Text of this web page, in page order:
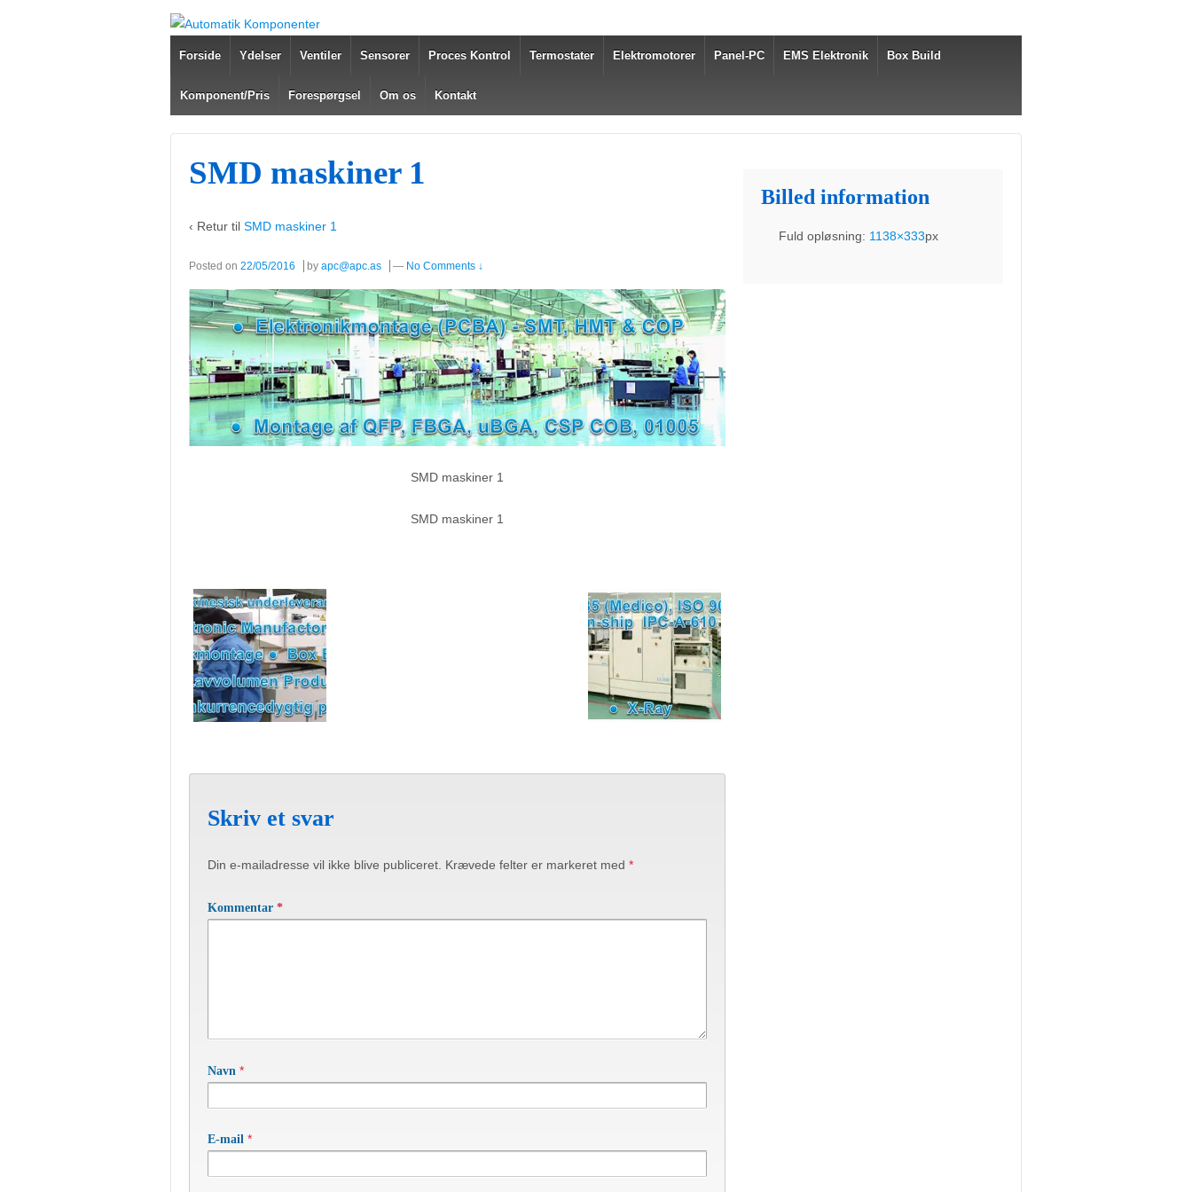
Forside Ydelser Ventiler Sensorer Proces Kontrol Termostater Elektromotorer Panel-PC EMS Elektronik Box Build
Komponent/Pris Forespørgsel Om os Kontakt
SMD maskiner 1
‹ Retur til SMD maskiner 1
Posted on 22/05/2016 by apc@apc.as — No Comments ↓
SMD maskiner 1
SMD maskiner 1
Skriv et svar
Din e-mailadresse vil ikke blive publiceret. Krævede felter er markeret med *
Kommentar *
Navn *
E-mail *
Billed information
Fuld opløsning: 1138×333px